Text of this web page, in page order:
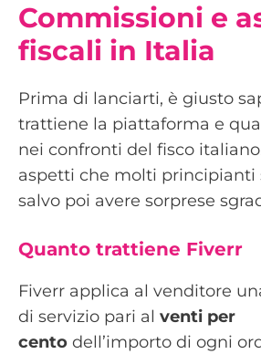
Commissioni e
fiscali in Italia
Prima di lanciarti, è giusto
trattiene la piattaforma e
nei confronti del fisco
aspetti che molti principianti
salvo poi avere sorprese
Quanto trattiene Fiverr
Fiverr applica al venditore
di servizio pari al venti per
cento dell’importo di ogni